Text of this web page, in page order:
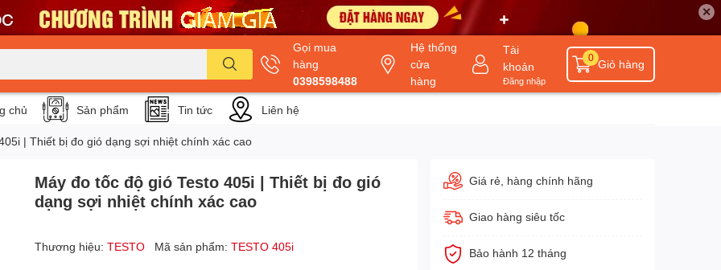
✕
Gọi mua
hàng
0398598488
Hệ thống
cửa
hàng
Tài
khoản
Đăng nhập
Giỏ hàng
0
chủ Sản phẩm Tin tức Liên hệ
| Thiết bị đo gió dạng sợi nhiệt chính xác cao
Máy đo tốc độ gió Testo 405i | Thiết bị đo gió
dạng sợi nhiệt chính xác cao
Thương hiệu:TESTO Mã sản phẩm:TESTO 405i
Giá rẻ, hàng chính hãng
Giao hàng siêu tốc
Bảo hành 12 tháng